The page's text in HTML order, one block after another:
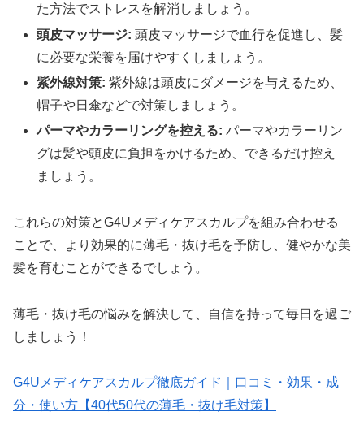
た方法でストレスを解消しましょう。
頭皮マッサージ: 頭皮マッサージで血行を促進し、髪
に必要な栄養を届けやすくしましょう。
紫外線対策: 紫外線は頭皮にダメージを与えるため、
帽子や日傘などで対策しましょう。
パーマやカラーリングを控える: パーマやカラーリン
グは髪や頭皮に負担をかけるため、できるだけ控え
ましょう。
これらの対策とG4Uメディケアスカルプを組み合わせる
ことで、より効果的に薄毛・抜け毛を予防し、健やかな美
髪を育むことができるでしょう。
薄毛・抜け毛の悩みを解決して、自信を持って毎日を過ご
しましょう！
G4Uメディケアスカルプ徹底ガイド｜口コミ・効果・成
分・使い方【40代50代の薄毛・抜け毛対策】